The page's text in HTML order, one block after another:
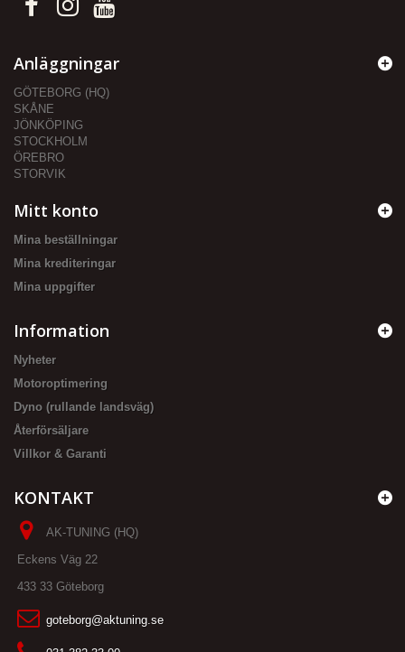
Anläggningar
GÖTEBORG (HQ)
SKÅNE
JÖNKÖPING
STOCKHOLM
ÖREBRO
STORVIK
Mitt konto
Mina beställningar
Mina krediteringar
Mina uppgifter
Information
Nyheter
Motoroptimering
Dyno (rullande landsväg)
Återförsäljare
Villkor & Garanti
KONTAKT
AK-TUNING (HQ)
Eckens Väg 22
433 33 Göteborg
goteborg@aktuning.se